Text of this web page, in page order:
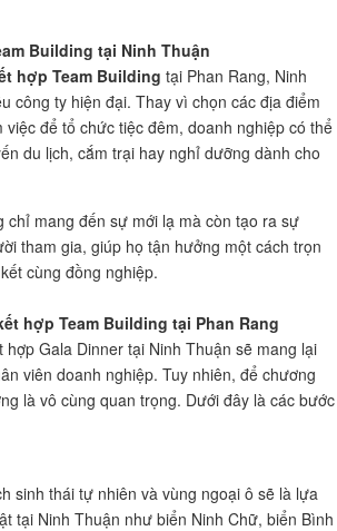
Building tại Ninh Thuận
hợp Team Building tại Phan Rang, Ninh
công ty hiện đại. Thay vì chọn các địa điểm
để tổ chức tiệc đêm, doanh nghiệp có thể
du lịch, cắm trại hay nghỉ dưỡng dành cho
mang đến sự mới lạ mà còn tạo ra sự
tham gia, giúp họ tận hưởng một cách trọn
cùng đồng nghiệp.
hợp Team Building tại Phan Rang
Gala Dinner tại Ninh Thuận sẽ mang lại
viên doanh nghiệp. Tuy nhiên, để chương
là vô cùng quan trọng. Dưới đây là các bước
thái tự nhiên và vùng ngoại ô sẽ là lựa
tại Ninh Thuận như biển Ninh Chữ, biển Bình